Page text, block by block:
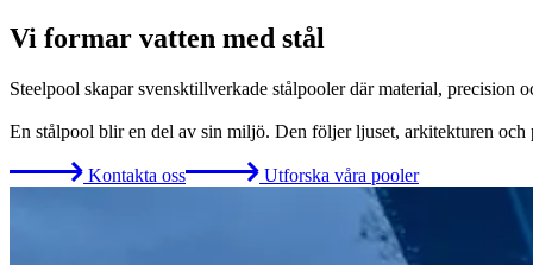
Vi formar vatten med stål
Steelpool skapar svensktillverkade stålpooler där material,
En stålpool blir en del av sin miljö. Den följer ljuset, arkitekturen och
Kontakta oss Utforska våra pooler